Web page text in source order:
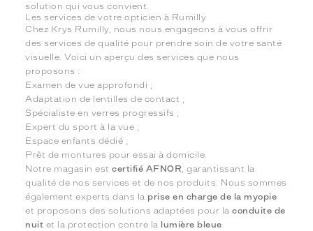
solution qui vous convient.
Les services de votre opticien à Rumilly
Chez Krys Rumilly, nous nous engageons à vous offrir
des services de qualité pour prendre soin de votre santé
visuelle. Voici un aperçu des services que nous
proposons :
Examen de vue approfondi ;
Adaptation de lentilles de contact ;
Spécialiste en verres progressifs ;
Expert du sport à la vue ;
Espace enfants dédié ;
Prêt de montures pour essai à domicile.
Notre magasin estcertifié AFNOR , garantissant la
qualité de nos services et de nos produits. Nous sommes
également experts dans la prise en charge de la myopie
et proposons des solutions adaptées pour laconduite de
nuit et la protection contre la lumière bleue